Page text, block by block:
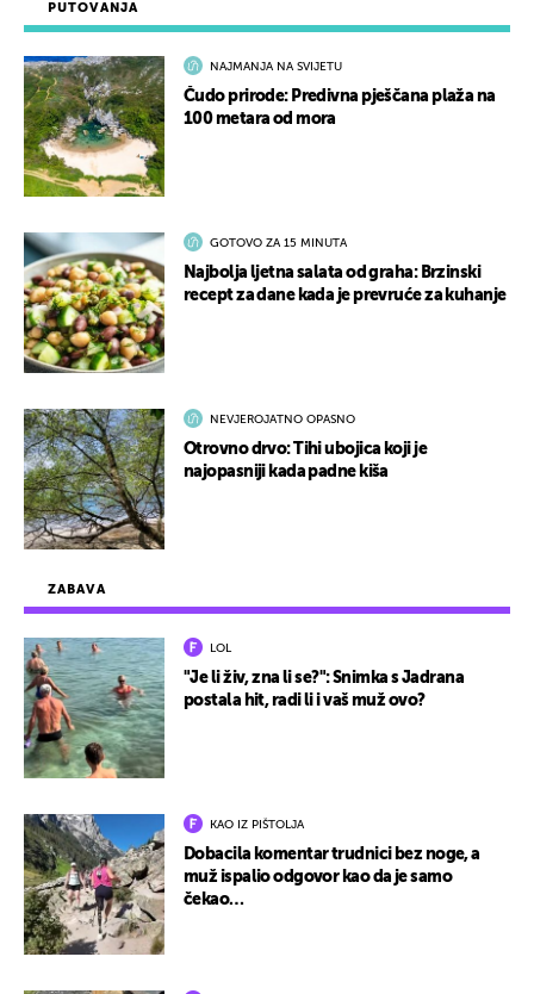
ZABAVA
LOL
"Je li živ, zna li se?": Snimka s Jadrana
postala hit, radi li i vaš muž ovo?
KAO IZ PIŠTOLJA
Dobacila komentar trudnici bez noge, a
muž ispalio odgovor kao da je samo
čekao…
PUTOVANJA
NAJMANJA NA SVIJETU
Čudo prirode: Predivna pješčana plaža na
100 metara od mora
GOTOVO ZA 15 MINUTA
Najbolja ljetna salata od graha: Brzinski
recept za dane kada je prevruće za kuhanje
NEVJEROJATNO OPASNO
Otrovno drvo: Tihi ubojica koji je
najopasniji kada padne kiša